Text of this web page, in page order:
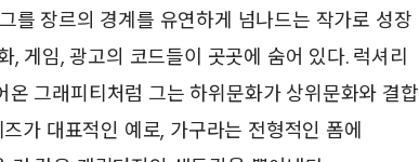
를 장르의 경계를 유연하게 넘나드는 작가로 성장
게임, 광고의 코드들이 곳곳에 숨어 있다. 럭셔리
그래피티처럼 그는 하위문화가 상위문화와 결합
가 대표적인 예로, 가구라는 전형적인 폼에